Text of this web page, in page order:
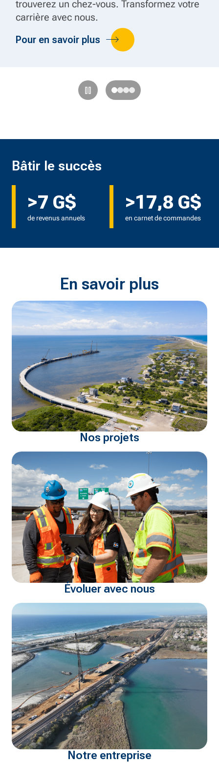
trouverez un chez-vous. Transformez votre
carrière avec nous.
Pour en savoir plus
de navettes
de LAX
Bâtir le succès
>7 G$
de revenus annuels
>17,8 G$
en carnet de commandes
En savoir plus
Nos projets
Évoluer avec nous
Notre entreprise